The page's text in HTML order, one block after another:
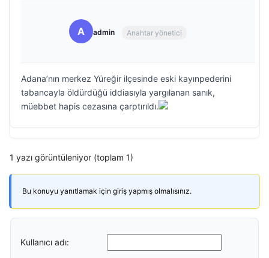
A admin Anahtar yönetici
Adana’nın merkez Yüreğir ilçesinde eski kayınpederini
tabancayla öldürdüğü iddiasıyla yargılanan sanık,
müebbet hapis cezasına çarptırıldı.
1 yazı görüntüleniyor (toplam 1)
Bu konuyu yanıtlamak için giriş yapmış olmalısınız.
Kullanıcı adı: